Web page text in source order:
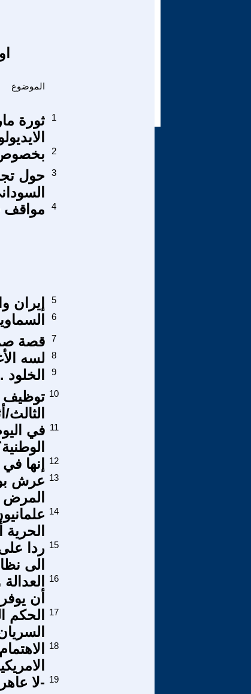
الموضوع
ثورة
1
بخصوص 2
حول
3
مواقف 4
إيران
5
6
قصة
7
لسه
8
9
توظيف 10
في 11
إنها
12
عرش
المرض
13
الحرية
14
ردا
الى
15
أن
16
الحكم
17
18
-لا 19